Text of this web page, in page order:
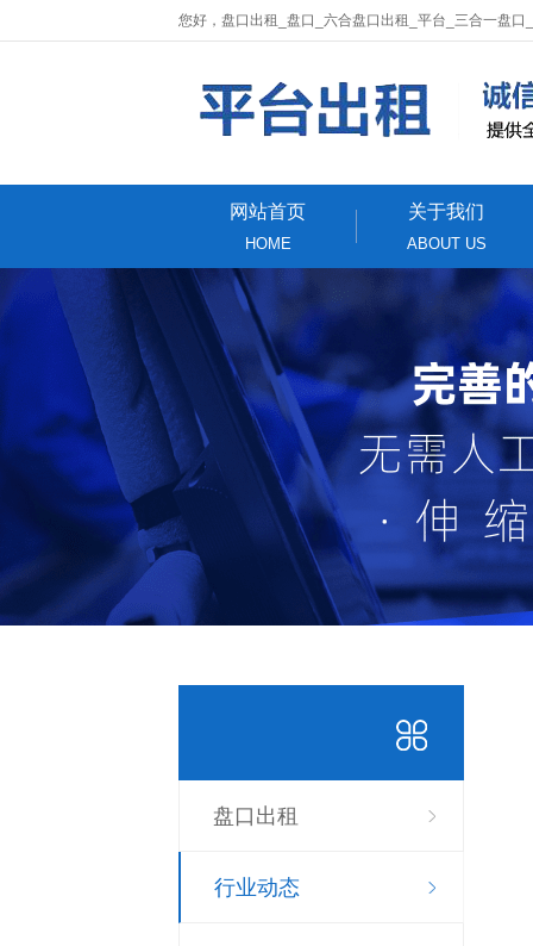
您好，盘口出租_盘口_六合盘口出租_平台_三合一盘
网站首页
HOME
关于我们
ABOUT US
盘口出租
行业动态